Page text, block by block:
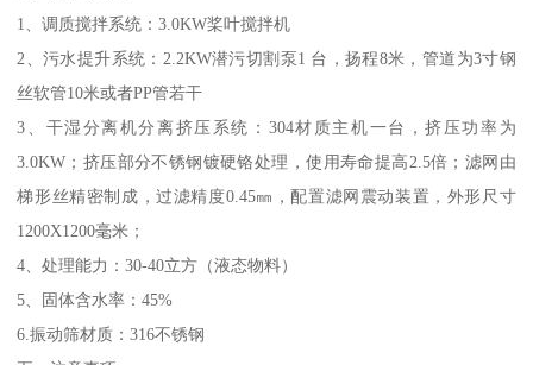
1、调质搅拌系统：3.0KW桨叶搅拌机
2、污水提升系统：2.2KW潜污切割泵1 台，扬程8米，管道为3寸钢
丝软管10米或者PP管若干
3、干湿分离机分离挤压系统：304材质主机一台，挤压功率为
3.0KW；挤压部分不锈钢镀硬铬处理，使用寿命提高2.5倍；滤网由
梯形丝精密制成，过滤精度0.45㎜，配置滤网震动装置，外形尺寸
1200X1200毫米；
4、处理能力：30-40立方（液态物料）
5、固体含水率：45%
6.振动筛材质：316不锈钢